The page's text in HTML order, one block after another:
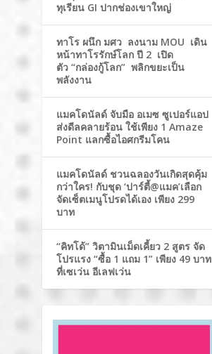
ทุเรียน GI ปากช่องเขาใหญ่
ทาโร ผนึก มศว ลงนาม MOU เดิน
หน้าทาโรรักษ์โลก ปี 2 เปิด
ตัว “กล่องกู้โลก” พลิกขยะเป็น
พลังงาน
แมคโดนัลด์ จับมือ อเมซ ซูเปอร์แอป
ส่งดีลคลายร้อน ใช้เพียง 1 Amaze
Point แลกซื้อไอศกรีมโคน
แมคโดนัลด์ ชวนฉลองวันเกิดสุดคุ้ม
กว่าใคร! กับชุด ‘ปาร์ตี้@แมค’เลือก
จัดเซ็ตเมนูโปรดได้เอง เพียง 299
บาท
“คิทโด้” วิตามินเม็ดเคี้ยว 2 สูตร จัด
โปรแรง “ซื้อ 1 แถม 1” เพียง 49 บาท
ที่เซเว่น อีเลฟเว่น